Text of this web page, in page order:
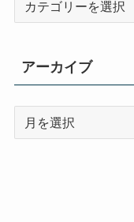
ー
アーカイブ